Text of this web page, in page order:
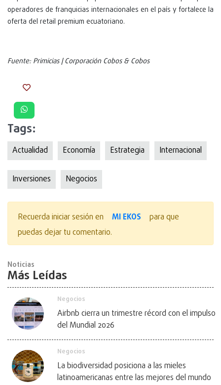
operadores de franquicias internacionales en el país y fortalece la
oferta del retail premium ecuatoriano.
Fuente: Primicias | Corporación Cobos & Cobos
Tags:
Actualidad Economía Estrategia Internacional
Inversiones Negocios
Recuerda iniciar sesión en MI EKOS
para que
puedas dejar tu comentario.
Noticias
Más Leídas
Negocios
Airbnb cierra un trimestre récord con el impulso
del Mundial 2026
Negocios
La biodiversidad posiciona a las mieles
latinoamericanas entre las mejores del mundo